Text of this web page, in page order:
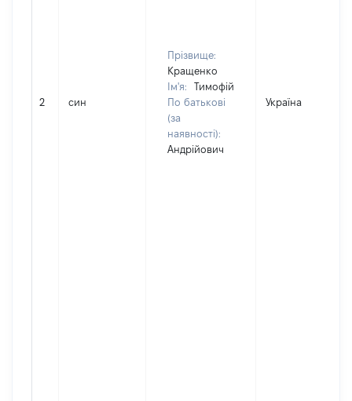
2 син
Прізвище:
Кращенко
Ім'я:
Тимофій
По батькові
(за
наявності):
Андрійович
Україна